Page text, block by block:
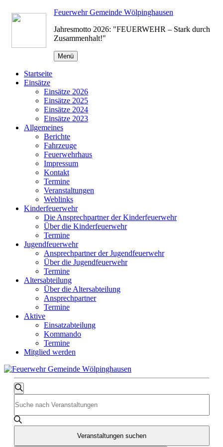
Zum
Inhalt
Feuerwehr Gemeinde Wölpinghausen
Jahresmotto 2026: "FEUERWEHR – Stark durch
Zusammenhalt!"
Menü
Startseite
Einsätze
Einsätze 2026
Einsätze 2025
Einsätze 2024
Einsätze 2023
Allgemeines
Berichte
Fahrzeuge
Feuerwehrhaus
Impressum
Kontakt
Termine
Veranstaltungen
Weblinks
Kinderfeuerwehr
Die Ansprechpartner der Kinderfeuerwehr
Über die Kinderfeuerwehr
Termine
Jugendfeuerwehr
Ansprechpartner der Jugendfeuerwehr
Über die Jugendfeuerwehr
Termine
Altersabteilung
Über die Altersabteilung
Ansprechpartner
Termine
Aktive
Einsatzabteilung
Kommando
Termine
Mitglied werden
Veranstaltungen
Veranstaltungen
Suche
und
Ansichten,
Navigation
Suche
Schlüsselwort
eingeben.
Suche
Veranstaltungen
Veranstaltungen suchen